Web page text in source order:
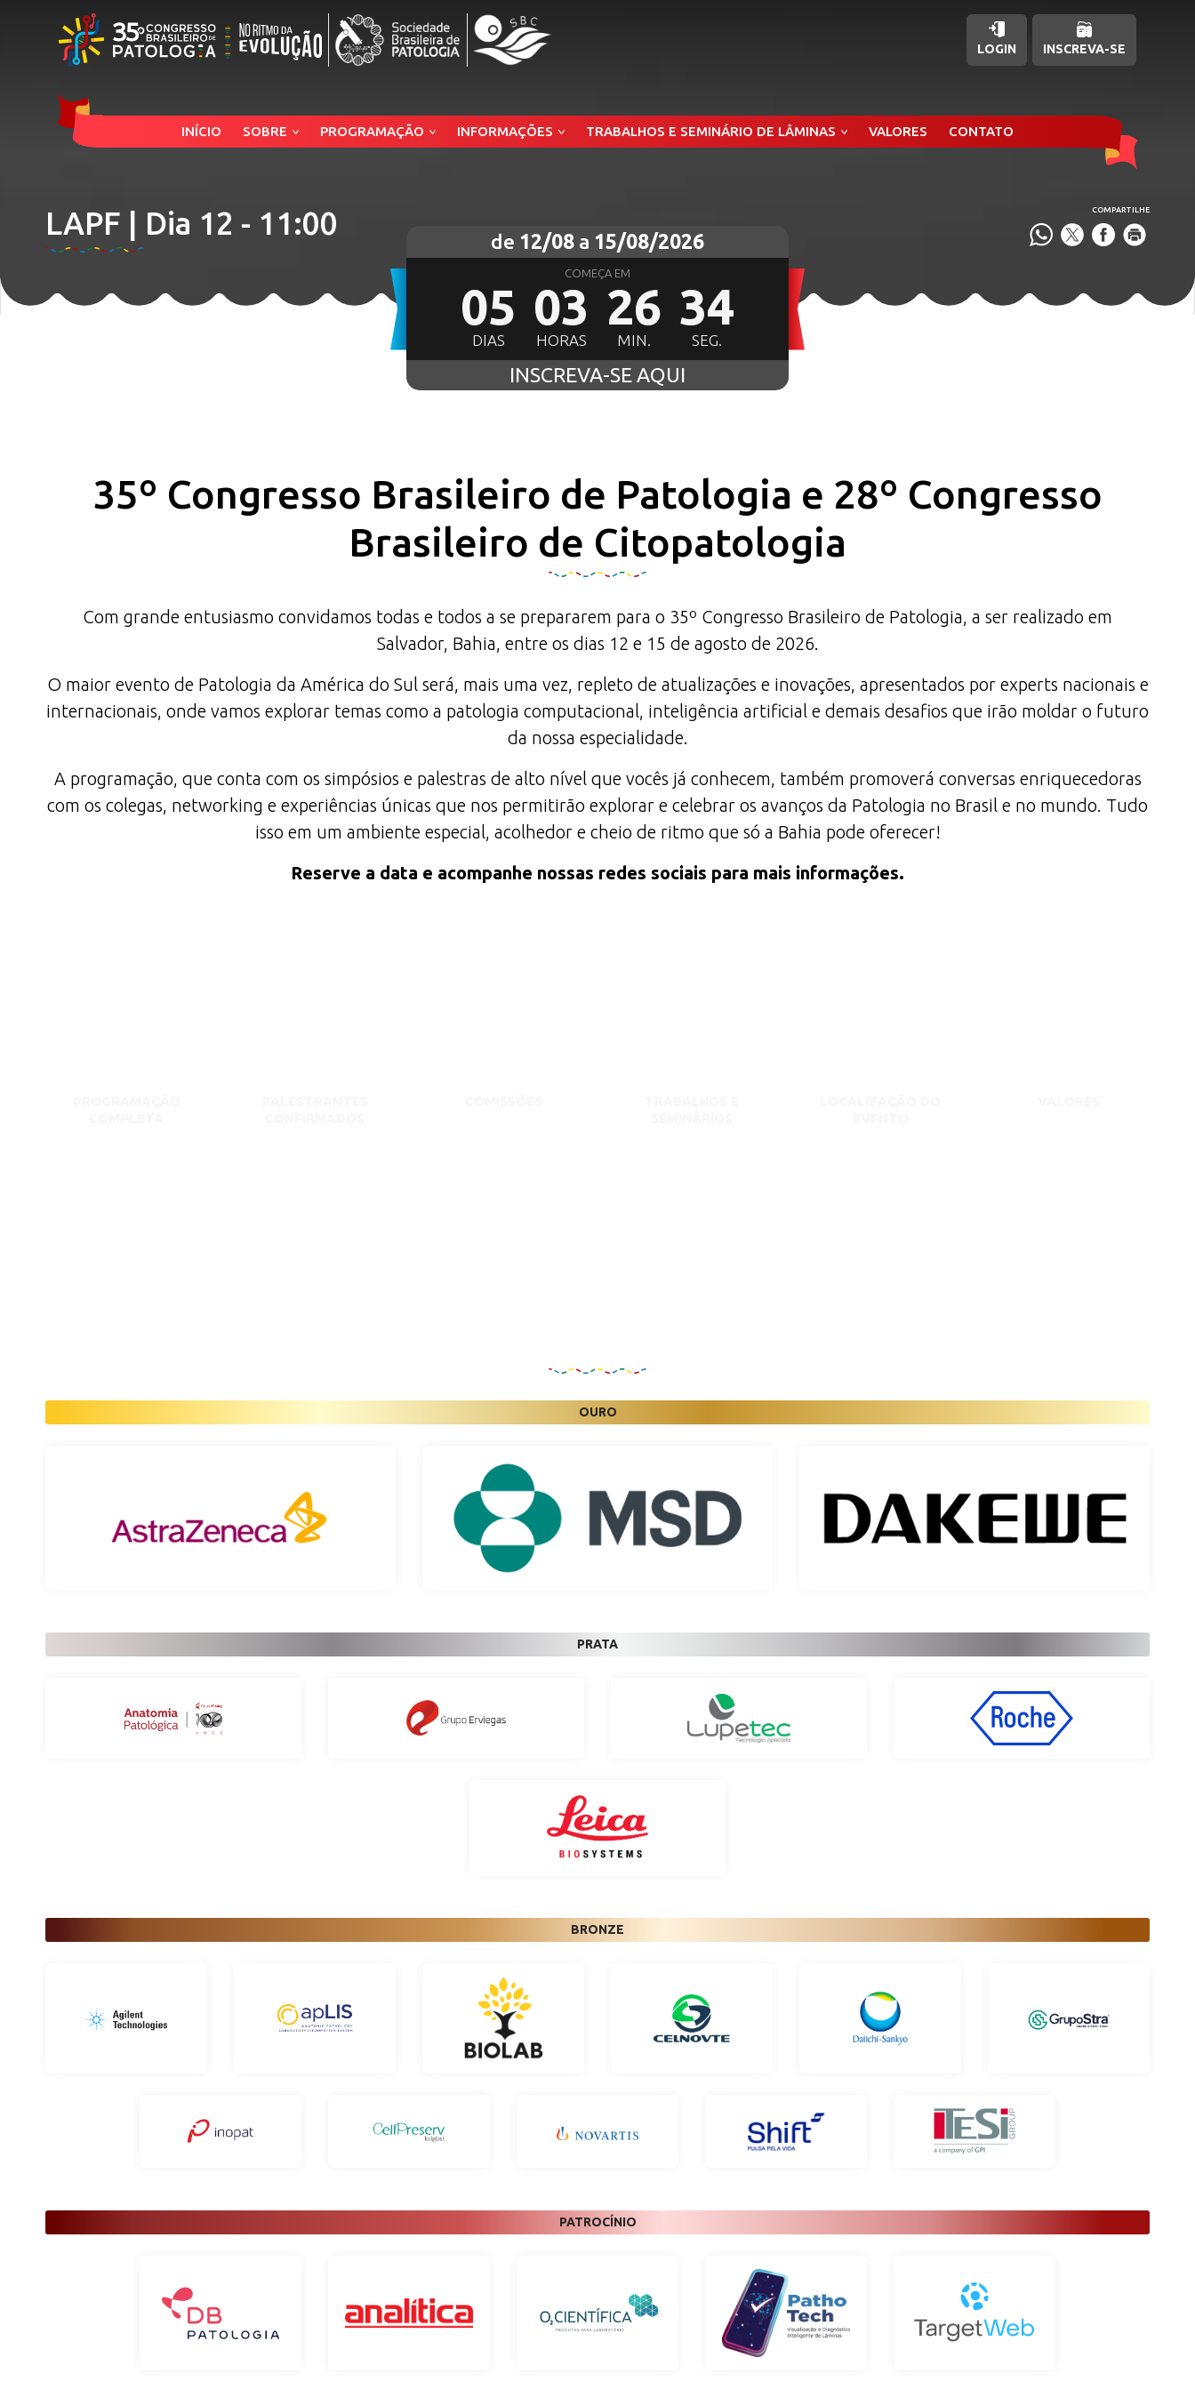
LAPF | Dia 12 - 11:00 COMPARTILHE
LOGIN INSCREVA-SE
INÍCIO SOBRE PROGRAMAÇÃO INFORMAÇÕES TRABALHOS E SEMINÁRIO DE LÂMINAS VALORES CONTATO
de 12/08 a 15/08/2026
COMEÇA EM
05
DIAS
03
HORAS
26
MIN.
32
SEG.
INSCREVA-SE AQUI
35º Congresso Brasileiro de Patologia e 28º Congresso
Brasileiro de Citopatologia
Com grande entusiasmo convidamos todas e todos a se prepararem para o 35º Congresso Brasileiro de Patologia, a ser realizado em
Salvador, Bahia, entre os dias 12 e 15 de agosto de 2026.
O maior evento de Patologia da América do Sul será, mais uma vez, repleto de atualizações e inovações, apresentados por experts nacionais e
internacionais, onde vamos explorar temas como a patologia computacional, inteligência artificial e demais desafios que irão moldar o futuro
da nossa especialidade.
A programação, que conta com os simpósios e palestras de alto nível que vocês já conhecem, também promoverá conversas enriquecedoras
com os colegas, networking e experiências únicas que nos permitirão explorar e celebrar os avanços da Patologia no Brasil e no mundo. Tudo
isso em um ambiente especial, acolhedor e cheio de ritmo que só a Bahia pode oferecer!
Reserve a data e acompanhe nossas redes sociais para mais informações.
OURO
PRATA
BRONZE
PATROCÍNIO